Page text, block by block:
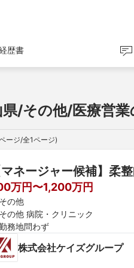
歴書
/その他/医療営業
ージ/全1ページ)
マネージャー候補】柔
万円〜1,200万円
その他
その他 病院・クリニック
務地問わず
株式会社ケイズグループ